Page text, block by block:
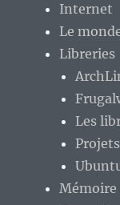
Internet
Le
Libreries
Les
Mémoire